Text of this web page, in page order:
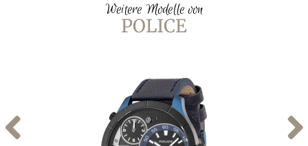
Weitere Modelle von
POLICE